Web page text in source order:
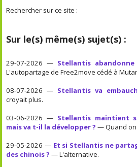
Rechercher sur ce site :
Sur le(s) même(s) sujet(s) :
29-07-2026 — Stellantis
L'autopartage de Free2move cédé à
08-07-2026 — Stellantis va
croyait plus.
03-06-2026 — Stellantis maintient
mais va t-il la développer ? — Quand on
29-05-2026 — Et si Stellantis ne
des chinois ? — L'alternative.